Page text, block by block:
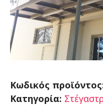
Κωδικός
Κατηγορία: